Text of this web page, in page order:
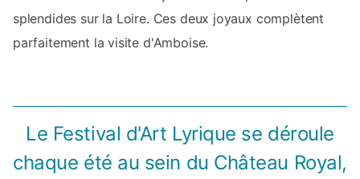
splendides sur la Loire. Ces deux joyaux complètent
parfaitement la visite d'Amboise.
Le Festival d'Art Lyrique se déroule
chaque été au sein du Château Royal,